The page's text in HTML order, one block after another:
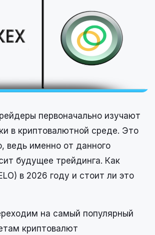
первоначально изучают
в криптовалютной среде. Это
ведь именно от данного
будущее трейдинга. Как
в 2026 году и стоит ли это
на самый популярный
криптовалют